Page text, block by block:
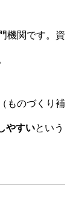
機関です。資
ものづくり補
やすいという